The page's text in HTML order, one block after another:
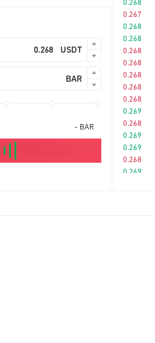
USDT
BAR
- BAR
0.268
0.267
0.268
0.268
0.268
0.268
0.268
0.268
0.268
0.269
0.268
0.269
0.269
0.268
0.269